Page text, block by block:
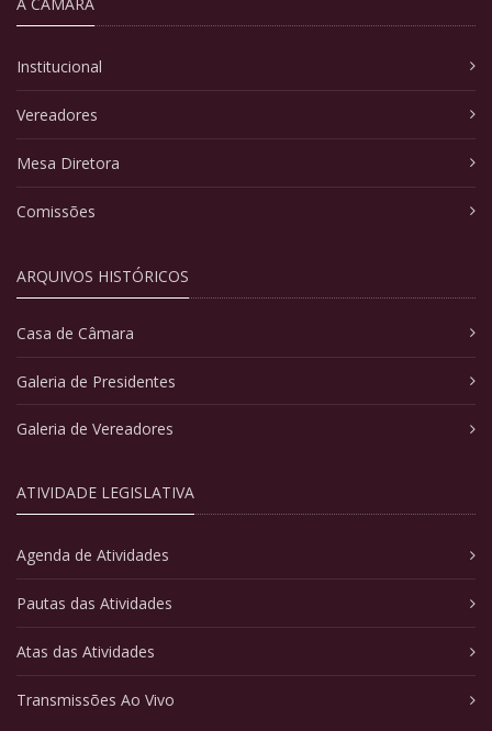
Institucional
Vereadores
Mesa Diretora
Comissões
ARQUIVOS HISTÓRICOS
Casa de Câmara
Galeria de Presidentes
Galeria de Vereadores
ATIVIDADE LEGISLATIVA
Agenda de Atividades
Pautas das Atividades
Atas das Atividades
Transmissões Ao Vivo